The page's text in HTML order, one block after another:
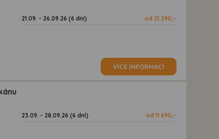
21.09. - 26.09.26 (6 dní) od 21 290,-
VÍCE INFORMACÍ
23.09. - 28.09.26 (6 dní) od 11 690,-